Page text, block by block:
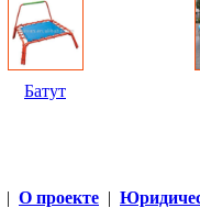
Батут
| О проекте |